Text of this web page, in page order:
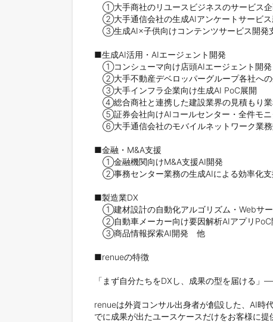
①大手商社のリユースビジネスのサービス企
②大手通信会社の生成AIアンケートサービス
③生成AI×子供向けコンテンツサービス開発
■生成AI活用・AIエージェント開発
①コンシューマ向け店頭AIエージェント開発
②大手不動産デベロッパーグループ各社への
③大手インフラ企業向け生成AI PoC展開
④総合商社と連携した建設業界の見積もり業
⑤証券会社向けAIコールセンター・全件モニ
⑥大手通信会社のモバイルネットワーク業務
■金融・M&A支援
①金融機関向けM&A支援AI開発
②事務センター業務の生成AIによる効率化支
■製造業DX
①建材設計の自動化アルゴリズム・Webサ
②自動車メーカー向け要因解析AIアプリPoC
③商品情報探索AI開発　他
■renueの特徴
「まず自分たちをDXし、成果の型を届ける」
renueは外資コンサル出身者が創設した、AI時
でに成果が出たユースケースだけをお客様に